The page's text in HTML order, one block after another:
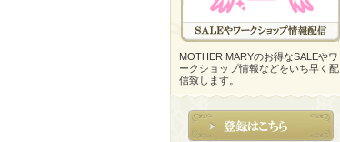
MOTHER MARYのお得なSALEやワ
ークショップ情報などをいち早く配
信致します。